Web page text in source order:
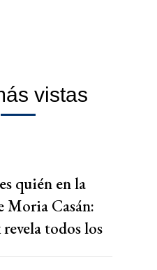
vistas
quién en la
Moria Casán:
todos los